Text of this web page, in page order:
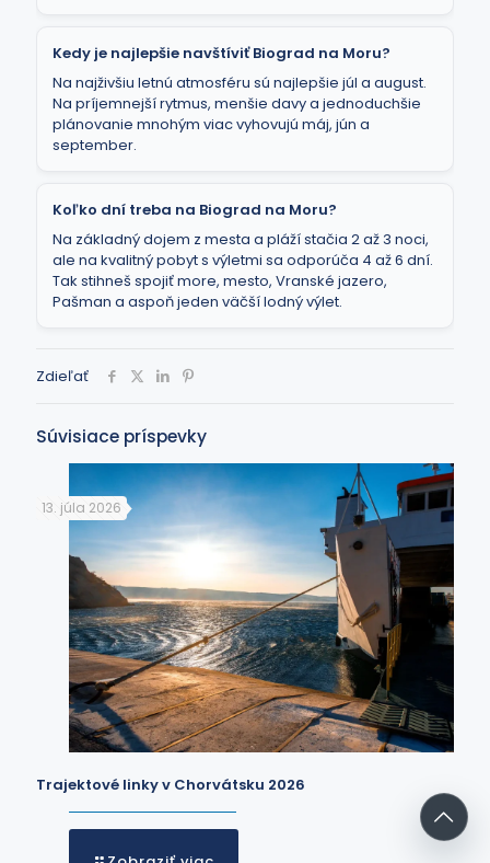
Kedy je najlepšie navštíviť Biograd na Moru?
Na najživšiu letnú atmosféru sú najlepšie júl a august.
Na príjemnejší rytmus, menšie davy a jednoduchšie
plánovanie mnohým viac vyhovujú máj, jún a
september.
Koľko dní treba na Biograd na Moru?
Na základný dojem z mesta a pláží stačia 2 až 3 noci,
ale na kvalitný pobyt s výletmi sa odporúča 4 až 6 dní.
Tak stihneš spojiť more, mesto, Vranské jazero,
Pašman a aspoň jeden väčší lodný výlet.
Zdieľať
Súvisiace príspevky
13. júla 2026
Trajektové linky v Chorvátsku 2026